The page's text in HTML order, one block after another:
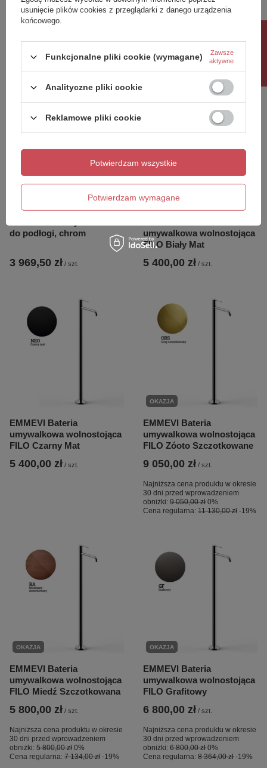
do podłogi, biały mat
5 565,00 zł szt.
do podłogi, czarny mat
5 565,00 zł szt.
do podłogi, chrom
3 969,50 zł / szt.
umywalkowa wolnostojąca
FILO Biały Mat
5 400,00 zł / szt.
EMMEVI Bateria
umywalkowa wolnostojąca
FILO Czarny Mat
5 400,00 zł / szt.
OKAZJA
EMMEVI Bateria
umywalkowa wolnostojąca
FILO Zóoto Szczotkowane
9 050,00 zł / szt.
Najniższa cena produktu w okresie
30 dni przed wprowadzeniem
obniżki: 9 050,00 zł 0%
Cena regularna: 11 130,00 zł -19%
OKAZJA
EMMEVI Bateria
umywalkowa wolnostojąca
FILO Miedź Szczotkowana
5 800,00 zł / szt.
Najniższa cena produktu w okresie
30 dni przed wprowadzeniem
obniżki: 5 800,00 zł 0%
Cena regularna: 7 134,00 zł -19%
OKAZJA
EMMEVI Bateria
umywalkowa wolnostojąca
FILO Grafitowy
6 800,00 zł / szt.
Najniższa cena produktu w okresie
30 dni przed wprowadzeniem
obniżki: 6 800,00 zł 0%
Cena regularna: 8 364,00 zł -19%
usunięcie plików cookies z przeglądarki z danego urządzenia
końcowego.
Funkcjonalne pliki cookie (wymagane)
Zawsze
aktywne
Analityczne pliki cookie
Reklamowe pliki cookie
Potwierdzam wymagane
Potwierdzam wszystkie